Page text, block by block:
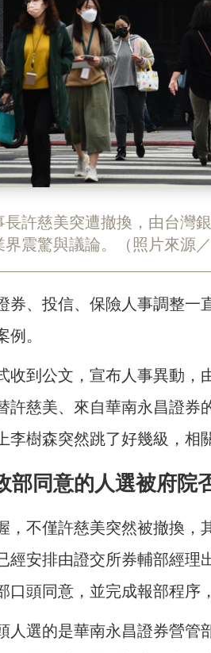
長許慈美突遭撤換，由台灣
震驚與議論。（照片來源
券、投信、保險人事調整一
。
收到公文，宣布人事異動，
許慈美、來自華南永昌證券
李樹森突然跳了好幾級，相
部同意的人選被府院
，不僅許慈美突然被撤換，
經安排由證交所券輔部經理
口頭同意，並完成報部程序
人選的是華南永昌證券營管